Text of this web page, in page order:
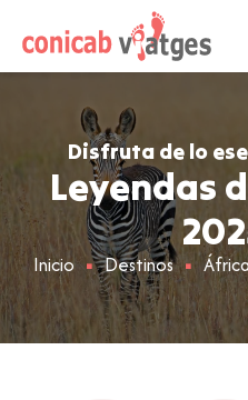
Disfruta de lo
Leyendas
Inicio Destinos